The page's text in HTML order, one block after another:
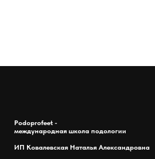
Podoprofeet -
международная школа подологии
ИП Ковалевская Наталья Александровна